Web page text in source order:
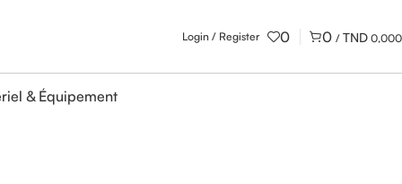
Login / Register 0 0 / 0,000
& Équipement